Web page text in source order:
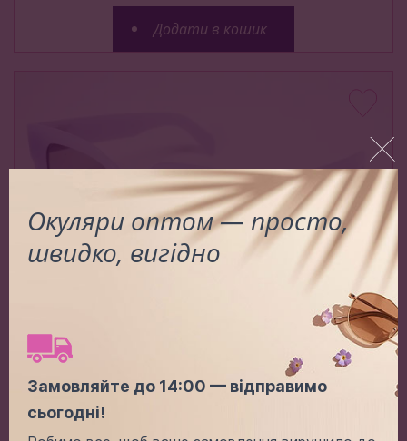
Додати в кошик
Ціна (опт):
1.00$
Окуляри оптом — просто,
швидко, вигідно
Замовляйте до 14:00 — відправимо
сьогодні!